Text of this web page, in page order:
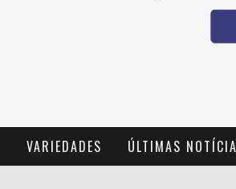
VARIEDADES ÚLTIMAS